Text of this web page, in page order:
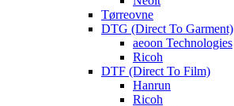
Tørreovne
DTG (Direct To Garment)
aeoon Technologies
Ricoh
DTF (Direct To Film)
Hanrun
Ricoh